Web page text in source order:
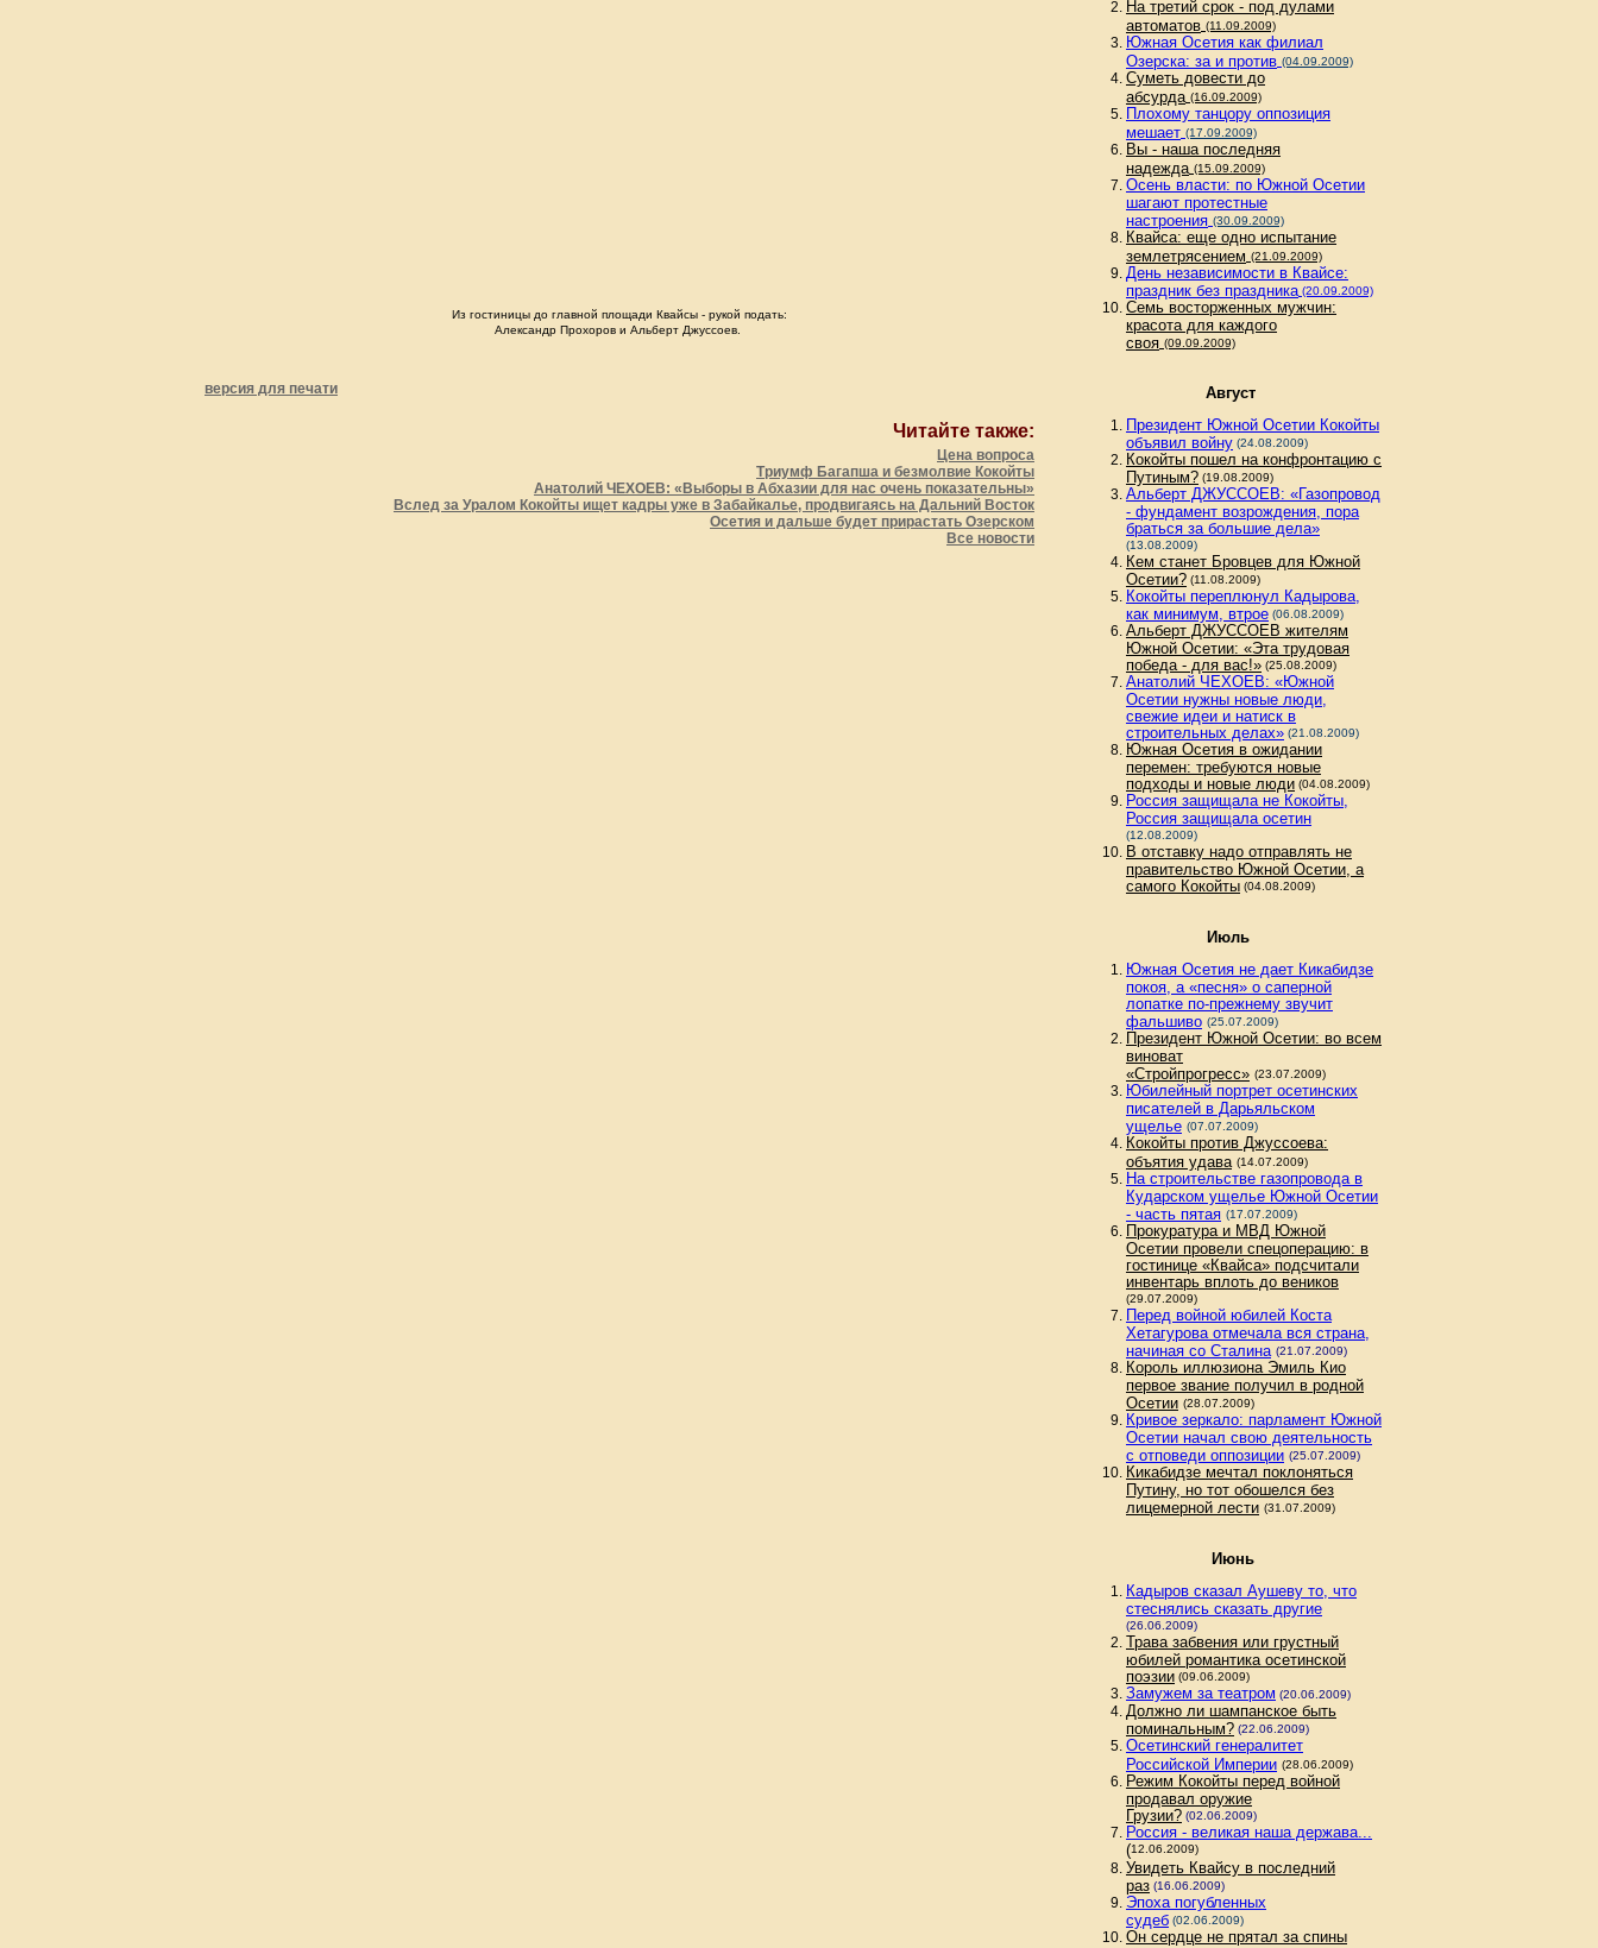
Из гостиницы до главной площади Квайсы - рукой подать:
Александр Прохоров и Альберт Джуссоев.
версия для печати
Читайте также:
Цена вопроса
Триумф Багапша и безмолвие Кокойты
Анатолий ЧЕХОЕВ: «Выборы в Абхазии для нас очень показательны»
Вслед за Уралом Кокойты ищет кадры уже в Забайкалье, продвигаясь на Дальний Восток
Осетия и дальше будет прирастать Озерском
Все новости
На третий срок - под дулами
автоматов (11.09.2009)
Южная Осетия как филиал
Озерска: за и против (04.09.2009)
Суметь довести до
абсурда (16.09.2009)
Плохому танцору оппозиция
мешает (17.09.2009)
Вы - наша последняя
надежда (15.09.2009)
Осень власти: по Южной Осетии
шагают протестные
настроения (30.09.2009)
Квайса: еще одно испытание
землетрясением (21.09.2009)
День независимости в Квайсе:
праздник без праздника (20.09.2009)
Семь восторженных мужчин:
красота для каждого
своя (09.09.2009)
Август
Президент Южной Осетии Кокойты
объявил войну (24.08.2009)
Кокойты пошел на конфронтацию с
Путиным? (19.08.2009)
Альберт ДЖУССОЕВ: «Газопровод
- фундамент возрождения, пора
браться за большие дела»
(13.08.2009)
Кем станет Бровцев для Южной
Осетии? (11.08.2009)
Кокойты переплюнул Кадырова,
как минимум, втрое (06.08.2009)
Альберт ДЖУССОЕВ жителям
Южной Осетии: «Эта трудовая
победа - для вас!» (25.08.2009)
Анатолий ЧЕХОЕВ: «Южной
Осетии нужны новые люди,
свежие идеи и натиск в
строительных делах» (21.08.2009)
Южная Осетия в ожидании
перемен: требуются новые
подходы и новые люди (04.08.2009)
Россия защищала не Кокойты,
Россия защищала осетин
(12.08.2009)
В отставку надо отправлять не
правительство Южной Осетии, а
самого Кокойты (04.08.2009)
Июль
Южная Осетия не дает Кикабидзе
покоя, а «песня» о саперной
лопатке по-прежнему звучит
фальшиво (25.07.2009)
Президент Южной Осетии: во всем
виноват
«Стройпрогресс» (23.07.2009)
Юбилейный портрет осетинских
писателей в Дарьяльском
ущелье (07.07.2009)
Кокойты против Джуссоева:
объятия удава (14.07.2009)
На строительстве газопровода в
Кударском ущелье Южной Осетии
- часть пятая (17.07.2009)
Прокуратура и МВД Южной
Осетии провели спецоперацию: в
гостинице «Квайса» подсчитали
инвентарь вплоть до веников
(29.07.2009)
Перед войной юбилей Коста
Хетагурова отмечала вся страна,
начиная со Сталина (21.07.2009)
Король иллюзиона Эмиль Кио
первое звание получил в родной
Осетии (28.07.2009)
Кривое зеркало: парламент Южной
Осетии начал свою деятельность
с отповеди оппозиции (25.07.2009)
Кикабидзе мечтал поклоняться
Путину, но тот обошелся без
лицемерной лести (31.07.2009)
Июнь
Кадыров сказал Аушеву то, что
стеснялись сказать другие
(26.06.2009)
Трава забвения или грустный
юбилей романтика осетинской
поэзии (09.06.2009)
Замужем за театром (20.06.2009)
Должно ли шампанское быть
поминальным? (22.06.2009)
Осетинский генералитет
Российской Империи (28.06.2009)
Режим Кокойты перед войной
продавал оружие
Грузии? (02.06.2009)
Россия - великая наша держава...
(12.06.2009)
Увидеть Квайсу в последний
раз (16.06.2009)
Эпоха погубленных
судеб (02.06.2009)
Он сердце не прятал за спины